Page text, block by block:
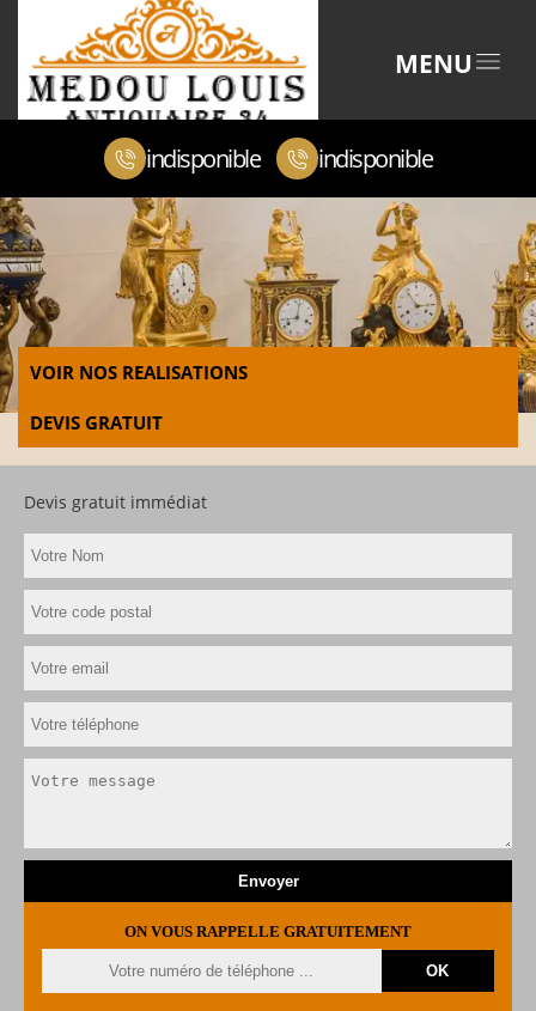
MENU
indisponible indisponible
VOIR NOS REALISATIONS
DEVIS GRATUIT
Devis gratuit immédiat
ON VOUS RAPPELLE GRATUITEMENT